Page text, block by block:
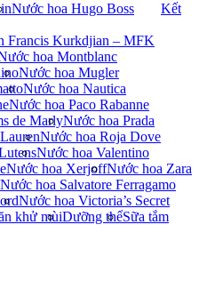
Nước hoa Hugo Boss
Francis Kurkdjian – MFK
hoa Montblanc
Nước hoa Mugler
Nước hoa Nautica
Nước hoa Paco Rabanne
de MarlyNước hoa Prada
Nước hoa Roja Dove
Nước hoa Valentino
Nước hoa XerjoffNước hoa Zara
Nước hoa Salvatore Ferragamo
Nước hoa Victoria’s Secret
khử mùiDưỡng thểSữa tắm
Kết